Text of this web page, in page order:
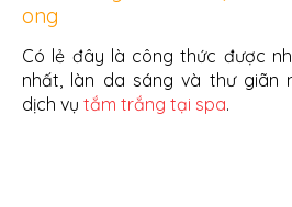
ong
Có lẻ đây là công thức được
nhất, làn da sáng và thư giãn
dịch vụ tắm trắng tại spa.